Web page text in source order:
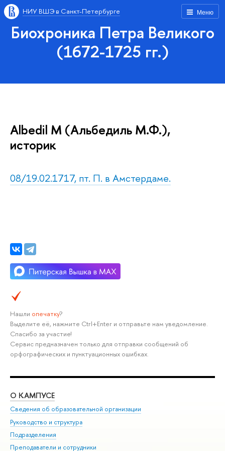
Меню
НИУ ВШЭ в Санкт-Петербурге
Биохроника Петра Великого
(1672-1725 гг.)
Albedil M (Альбедиль М.Ф.),
историк
08/19.02.1717, пт. П. в Амстердаме.
Нашли опечатку?
Выделите её, нажмите Ctrl+Enter и отправьте нам уведомление.
Спасибо за участие!
Сервис предназначен только для отправки сообщений об
орфографических и пунктуационных ошибках.
О КАМПУСЕ
Сведения об образовательной организации
Руководство и структура
Подразделения
Преподаватели и сотрудники